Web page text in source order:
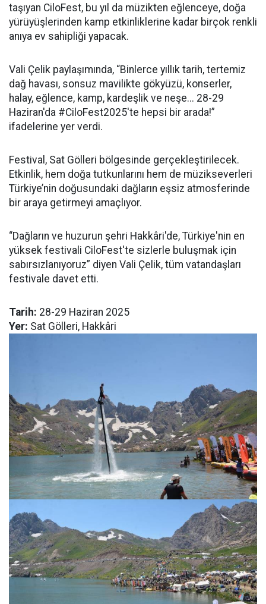
taşıyan CiloFest, bu yıl da müzikten eğlenceye, doğa
yürüyüşlerinden kamp etkinliklerine kadar birçok renkli
anıya ev sahipliği yapacak.
Vali Çelik paylaşımında, “Binlerce yıllık tarih, tertemiz
dağ havası, sonsuz mavilikte gökyüzü, konserler,
halay, eğlence, kamp, kardeşlik ve neşe... 28-29
Haziran'da #CiloFest2025'te hepsi bir arada!”
ifadelerine yer verdi.
Festival, Sat Gölleri bölgesinde gerçekleştirilecek.
Etkinlik, hem doğa tutkunlarını hem de müzikseverleri
Türkiye’nin doğusundaki dağların eşsiz atmosferinde
bir araya getirmeyi amaçlıyor.
“Dağların ve huzurun şehri Hakkâri'de, Türkiye'nin en
yüksek festivali CiloFest'te sizlerle buluşmak için
sabırsızlanıyoruz” diyen Vali Çelik, tüm vatandaşları
festivale davet etti.
Tarih: 28-29 Haziran 2025
Yer: Sat Gölleri, Hakkâri